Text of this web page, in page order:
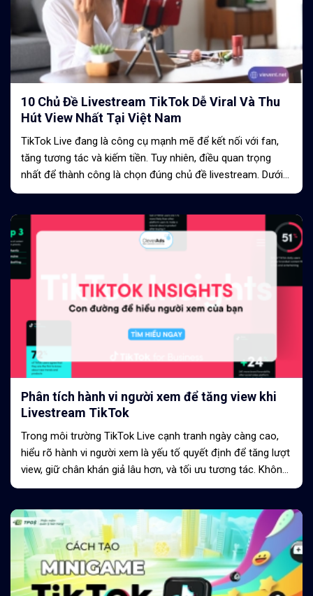
10 Chủ Đề Livestream TikTok Dễ Viral Và Thu
Hút View Nhất Tại Việt Nam
TikTok Live đang là công cụ mạnh mẽ để kết nối với fan,
tăng tương tác và kiếm tiền. Tuy nhiên, điều quan trọng
nhất để thành công là chọn đúng chủ đề livestream. Dưới
đây là 10 ý tưởng...
Phân tích hành vi người xem để tăng view khi
Livestream TikTok
Trong môi trường TikTok Live cạnh tranh ngày càng cao,
hiểu rõ hành vi người xem là yếu tố quyết định để tăng lượt
view, giữ chân khán giả lâu hơn, và tối ưu tương tác. Không
chỉ đơn giản...